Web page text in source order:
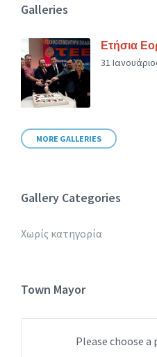
Galleries
Ετήσια
31
MORE GALLERIES
Gallery Categories
Χωρίς κατηγορία
Town Mayor
Please choose